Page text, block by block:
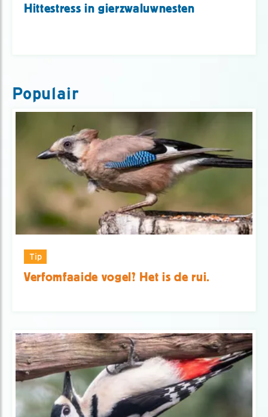
Hittestress in gierzwaluwnesten
Populair
Tip
Verfomfaaide vogel? Het is de rui.